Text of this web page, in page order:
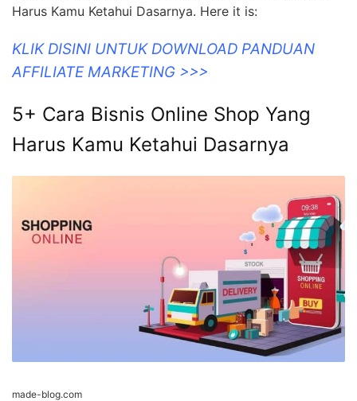
Harus Kamu Ketahui Dasarnya. Here it is:
KLIK DISINI UNTUK DOWNLOAD PANDUAN
AFFILIATE MARKETING >>>
5+ Cara Bisnis Online Shop Yang
Harus Kamu Ketahui Dasarnya
made-blog.com